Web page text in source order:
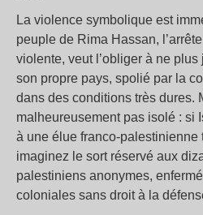
La violence symbolique est
peuple de Rima Hassan,
violente, veut l’obliger à ne
son propre pays, spolié par la
dans des conditions très dures.
malheureusement pas isolé : si
à une élue franco-palestinienne
imaginez le sort réservé aux
palestiniens anonymes,
coloniales sans droit à la